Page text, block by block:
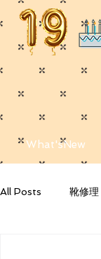
What'sNew
All Posts 靴修理